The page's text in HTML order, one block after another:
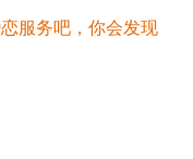
服务吧，你会发现